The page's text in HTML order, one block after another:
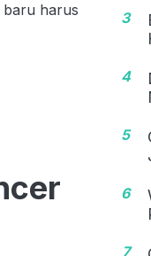
baru harus
3
4
5
6
7